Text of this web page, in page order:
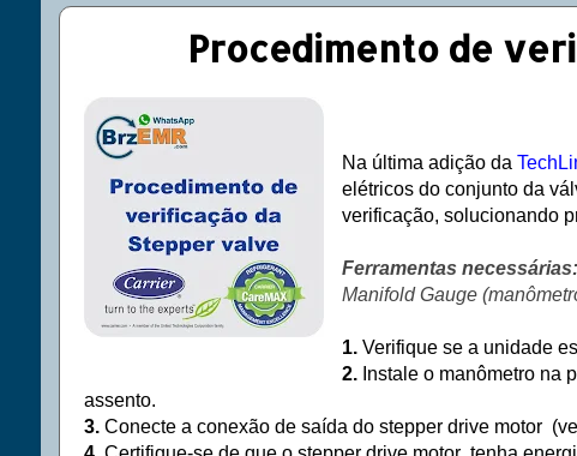
Procedimento de
Na última adição da
elétricos do conjunto da
verificação, solucionando
Ferramentas necessárias:
Manifold Gauge
1. Verifique se a unidade
2. Instale o manômetro na
assento.
3.Conecte a conexão de saída dostepper drive motor